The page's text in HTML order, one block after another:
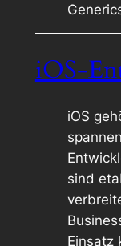
iOS-
iOS
sind
Einsatz